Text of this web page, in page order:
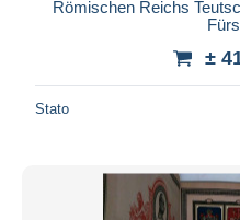
Römischen Reichs
±
Stato